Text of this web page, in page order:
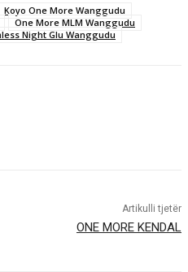
Koyo One More Wanggudu
One More MLM Wanggudu
Night Glu Wanggudu
Artikulli tjetër
ONE MORE KENDAL